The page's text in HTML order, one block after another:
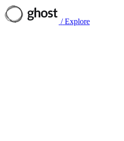
/ Explore